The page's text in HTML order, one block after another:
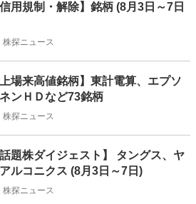
用規制・解除】銘柄 (8月3日～7日
株探ニュース
場来高値銘柄】東計電算、エプソ
ンＨＤなど73銘柄
株探ニュース
題株ダイジェスト】 タングス、ヤ
ルコニクス (8月3日～7日)
株探ニュース